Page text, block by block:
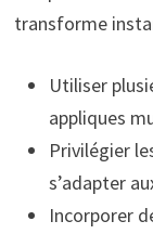
transforme
Utiliser
appliques
Privilégier
s’adapter
Incorporer